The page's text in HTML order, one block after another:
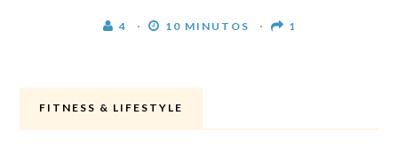
4 10 MINUTOS 1
FITNESS & LIFESTYLE